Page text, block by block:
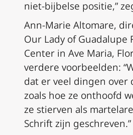
niet-bijbelse positie,”
Ann-Marie Altomare,
Our Lady of Guadalupe
Center in Ave Maria,
verdere voorbeelden:
dat er veel dingen over
zoals hoe ze onthoofd
ze stierven als
Schrift zijn geschreven.”